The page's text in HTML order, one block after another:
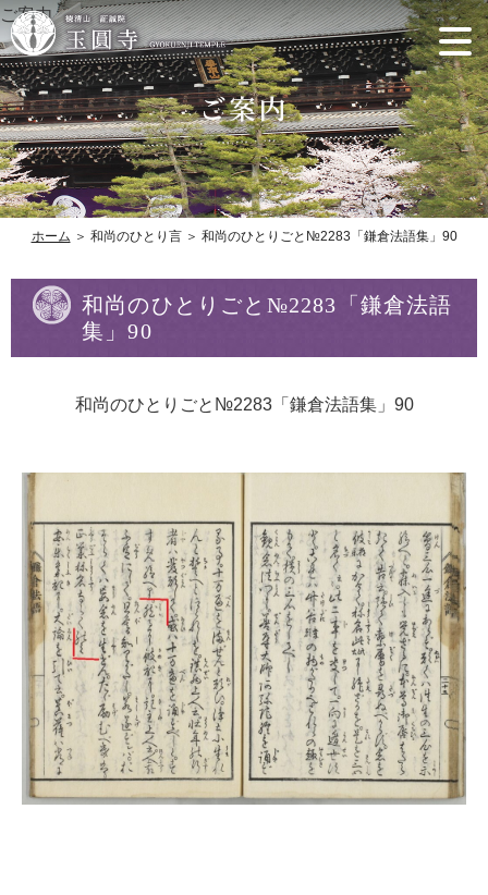
ご案内
ホーム ＞ 和尚のひとり言 ＞ 和尚のひとりごと№2283「鎌倉法語集」90
和尚のひとりごと№2283「鎌倉法語
集」90
和尚のひとりごと№2283「鎌倉法語集」90